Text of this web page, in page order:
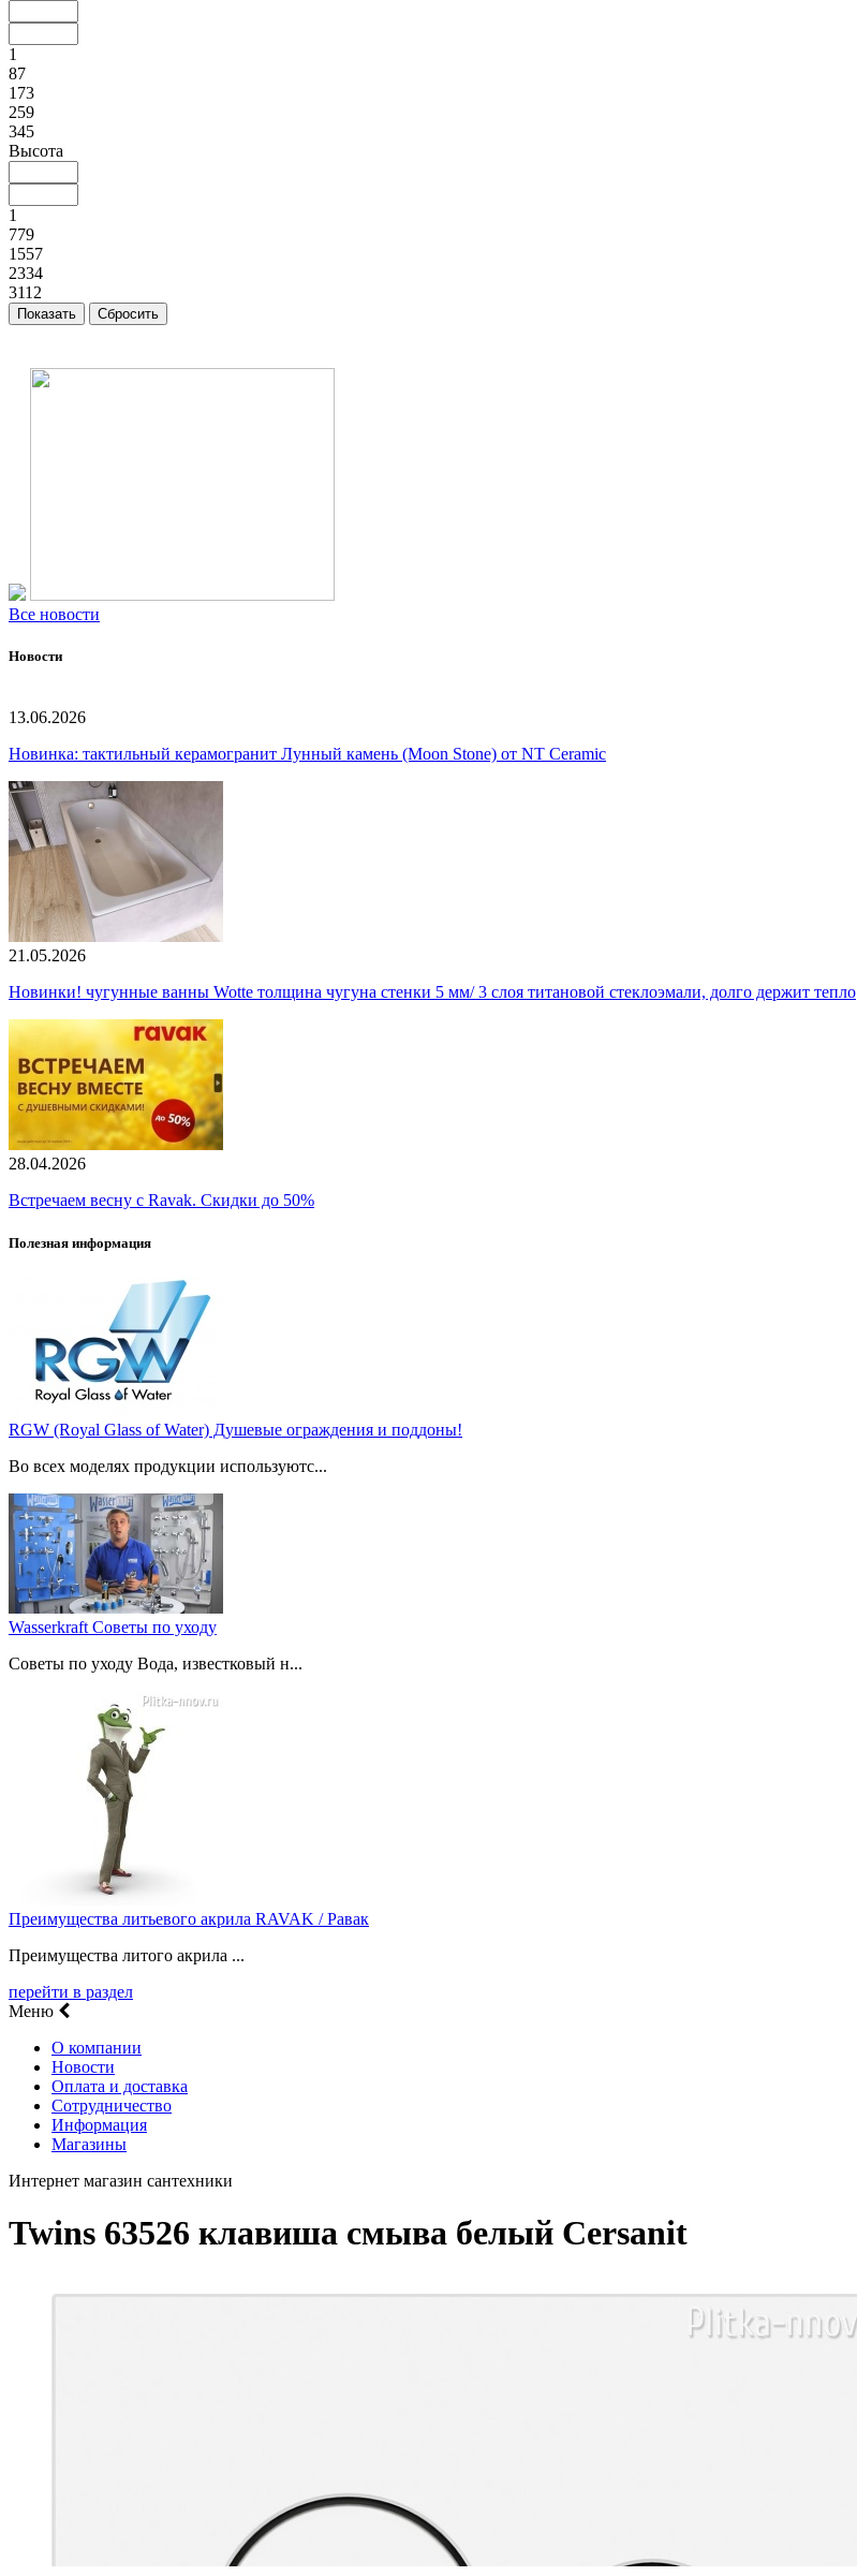
1
87
173
259
345
Высота
1
779
1557
2334
3112
Все новости
Новости
13.06.2026
Новинка: тактильный керамогранит Лунный камень (Moon Stone) от NT Ceramic
21.05.2026
Новинки! чугунные ванны Wotte толщина чугуна стенки 5 мм/ 3 слоя титановой стеклоэмали, долго держит тепло
28.04.2026
Встречаем весну с Ravak. Скидки до 50%
Полезная информация
RGW (Royal Glass of Water) Душевые ограждения и поддоны!
Во всех моделях продукции используютс...
Wasserkraft Советы по уходу
Советы по уходу Вода, известковый н...
Преимущества литьевого акрила RAVAK / Равак
Преимущества литого акрила ...
перейти в раздел
Меню
О компании
Новости
Оплата и доставка
Сотрудничество
Информация
Магазины
Интернет магазин сантехники
Twins 63526 клавиша смыва белый Cersanit